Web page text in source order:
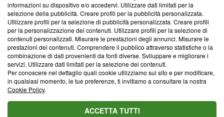
Redazione
Informativa Privacy
Cookie Policy
Blasting SA, IDI CHE-247.845.224, Via Carlo Frasca, 3 - 6900
Lugano (Svizzera) Tel:+39 0690258937
© 2026 Blasting News
informazioni su dispositivo e/o accedervi. Utilizzare dati limitati per la
selezione della pubblicità. Creare profili per la pubblicità personalizzata.
Utilizzare profili per la selezione di pubblicità personalizzata. Creare profili
per la personalizzazione dei contenuti. Utilizzare profili per la selezione di
contenuti personalizzati. Misurare le prestazioni degli annunci. Misurare le
prestazioni dei contenuti. Comprendere il pubblico attraverso statistiche o la
combinazione di dati provenienti da fonti diverse. Sviluppare e migliorare i
servizi. Utilizzare dati limitati per la selezione dei contenuti.
Per conoscere nel dettaglio quali cookie utilizziamo sul sito e per modificare,
in qualsiasi momento, le tue preferenze, ti invitiamo a consultare la nostra
Cookie Policy.
ACCETTA TUTTI